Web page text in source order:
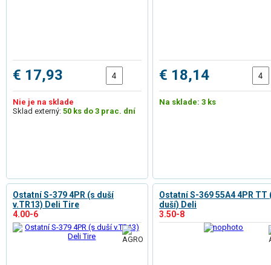
€ 17,93
Nie je na sklade
Sklad externý: 50 ks do 3 prac. dní
€ 18,14
Na sklade: 3 ks
Ostatní S-379 4PR (s duší
v.TR13) Deli Tire
4.00-6
Ostatní S-369 55A4 4PR TT
duší) Deli
3.50-8